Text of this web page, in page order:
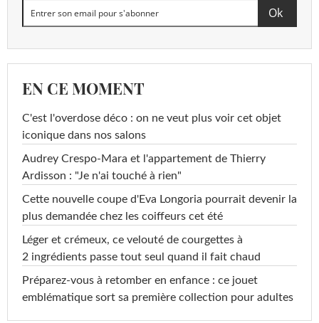
EN CE MOMENT
C'est l'overdose déco : on ne veut plus voir cet objet
iconique dans nos salons
Audrey Crespo-Mara et l'appartement de Thierry
Ardisson : "Je n'ai touché à rien"
Cette nouvelle coupe d'Eva Longoria pourrait devenir la
plus demandée chez les coiffeurs cet été
Léger et crémeux, ce velouté de courgettes à
2 ingrédients passe tout seul quand il fait chaud
Préparez-vous à retomber en enfance : ce jouet
emblématique sort sa première collection pour adultes